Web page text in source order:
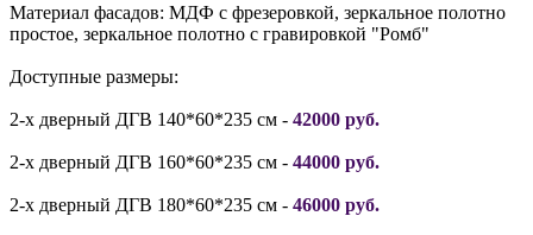
Материал фасадов: МДФ с фрезеровкой, зеркальное полотно
простое, зеркальное полотно с гравировкой "Ромб"
Доступные размеры:
2-х дверный ДГВ 140*60*235 см - 42000 руб.
2-х дверный ДГВ 160*60*235 см - 44000 руб.
2-х дверный ДГВ 180*60*235 см - 46000 руб.